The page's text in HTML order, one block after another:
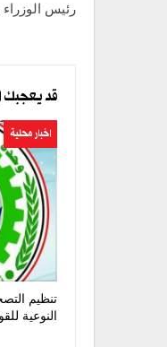
رئيس الوزراء
قد يعجبك
اخبار محلية
تنظيم
النوعية